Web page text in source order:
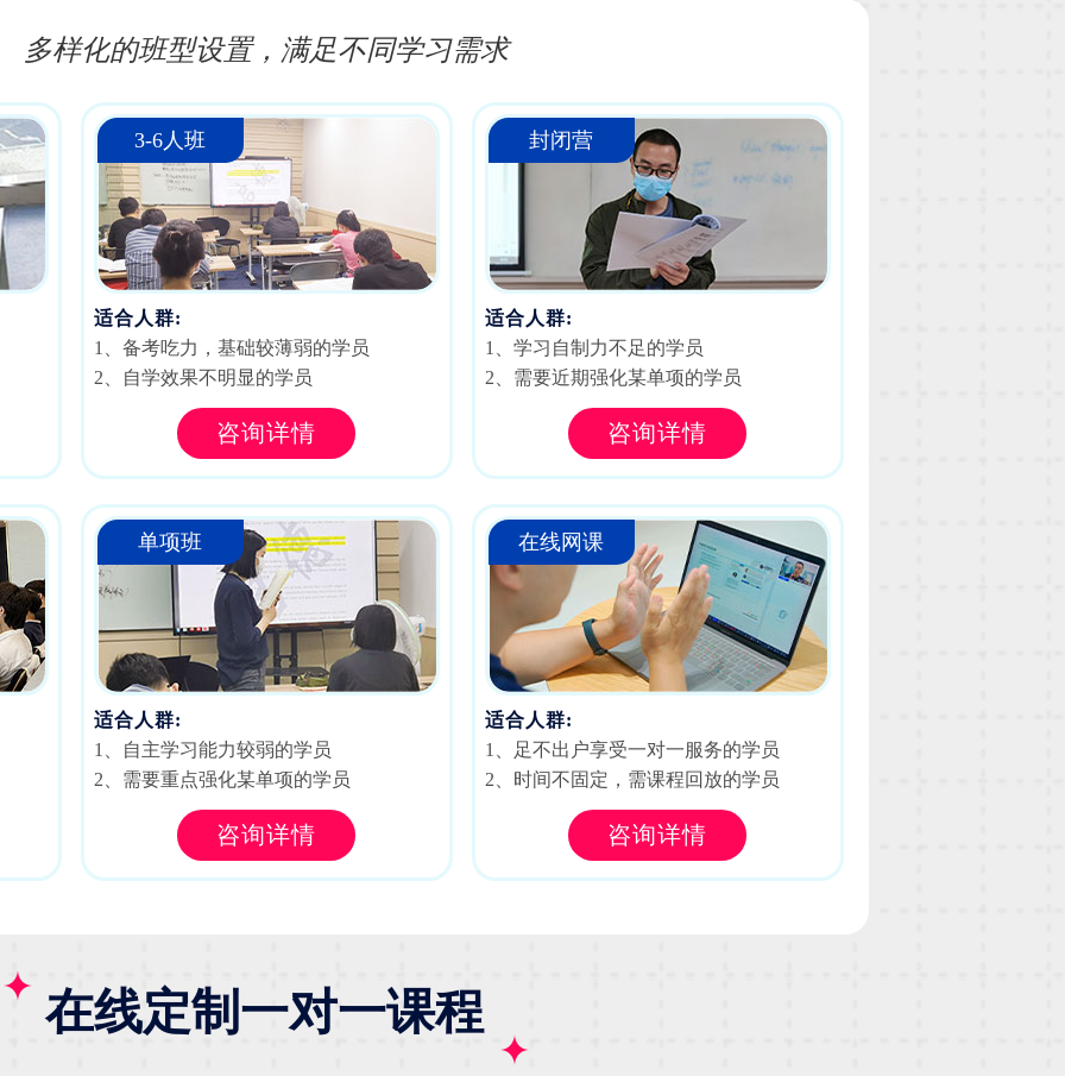
多样化的班型设置，满足不同学习需求
3-6人班
适合人群:
1、备考吃力，基础较薄弱的学员
2、自学效果不明显的学员
咨询详情
封闭营
适合人群:
1、学习自制力不足的学员
2、需要近期强化某单项的学员
咨询详情
单项班
适合人群:
1、自主学习能力较弱的学员
2、需要重点强化某单项的学员
咨询详情
在线网课
适合人群:
1、足不出户享受一对一服务的学员
2、时间不固定，需课程回放的学员
咨询详情
在线定制一对一课程